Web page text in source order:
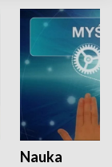
Nauka